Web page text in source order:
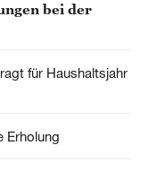
bei der
für Haushaltsjahr
Erholung